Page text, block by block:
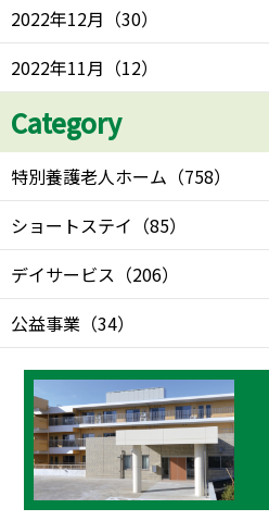
2022年12月 （30）
2022年11月 （12）
Category
特別養護老人ホーム （758）
ショートステイ （85）
デイサービス （206）
公益事業 （34）